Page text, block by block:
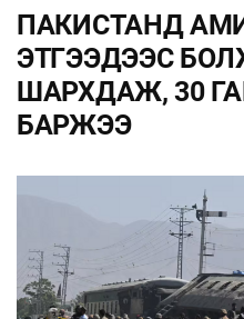
ПАКИСТАНД
ЭТГЭЭДЭЭС
ШАРХДАЖ, 30
БАРЖЭЭ